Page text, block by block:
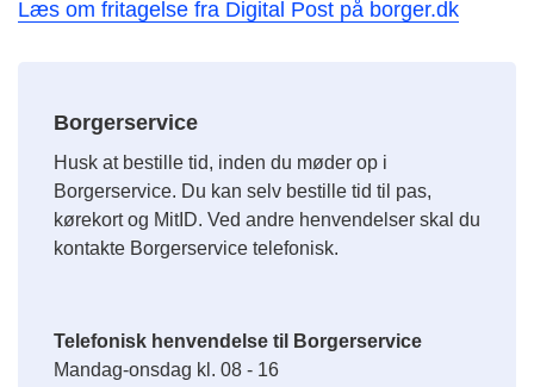
Læs om fritagelse fra Digital Post på borger.dk
Borgerservice
Husk at bestille tid, inden du møder op i
Borgerservice. Du kan selv bestille tid til pas,
kørekort og MitID. Ved andre henvendelser skal du
kontakte Borgerservice telefonisk.
Telefonisk henvendelse til Borgerservice
Mandag-onsdag kl. 08 - 16